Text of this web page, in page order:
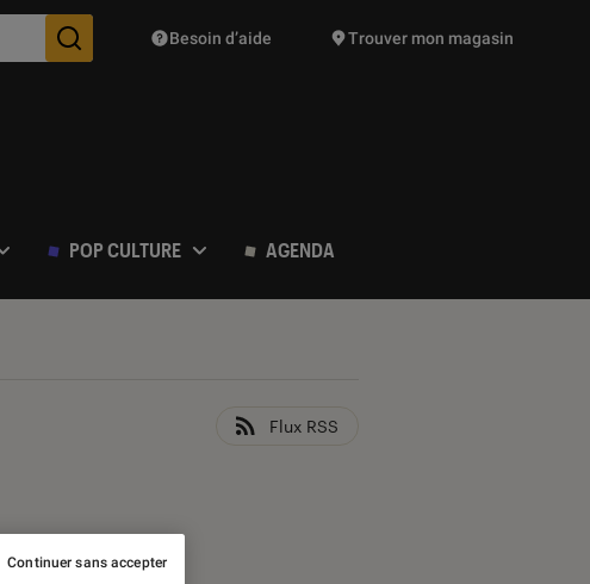
Des suggestions de produits vont vous être proposées
Besoin d’aide Trouver mon magasin
POP CULTURE AGENDA
Flux RSS
Continuer sans accepter